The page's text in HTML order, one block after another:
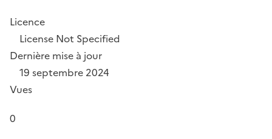
Licence
License Not Specified
Dernière mise à jour
19 septembre 2024
Vues
0